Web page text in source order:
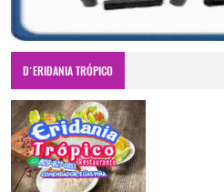
D´ERIDANIA TRÓPICO